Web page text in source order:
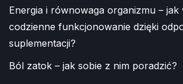
Energia i równowaga organizmu – jak
codzienne funkcjonowanie dzięki
suplementacji?
Ból zatok – jak sobie z nim poradzić?